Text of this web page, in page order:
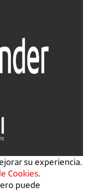
su experiencia.
Cookies.
puede